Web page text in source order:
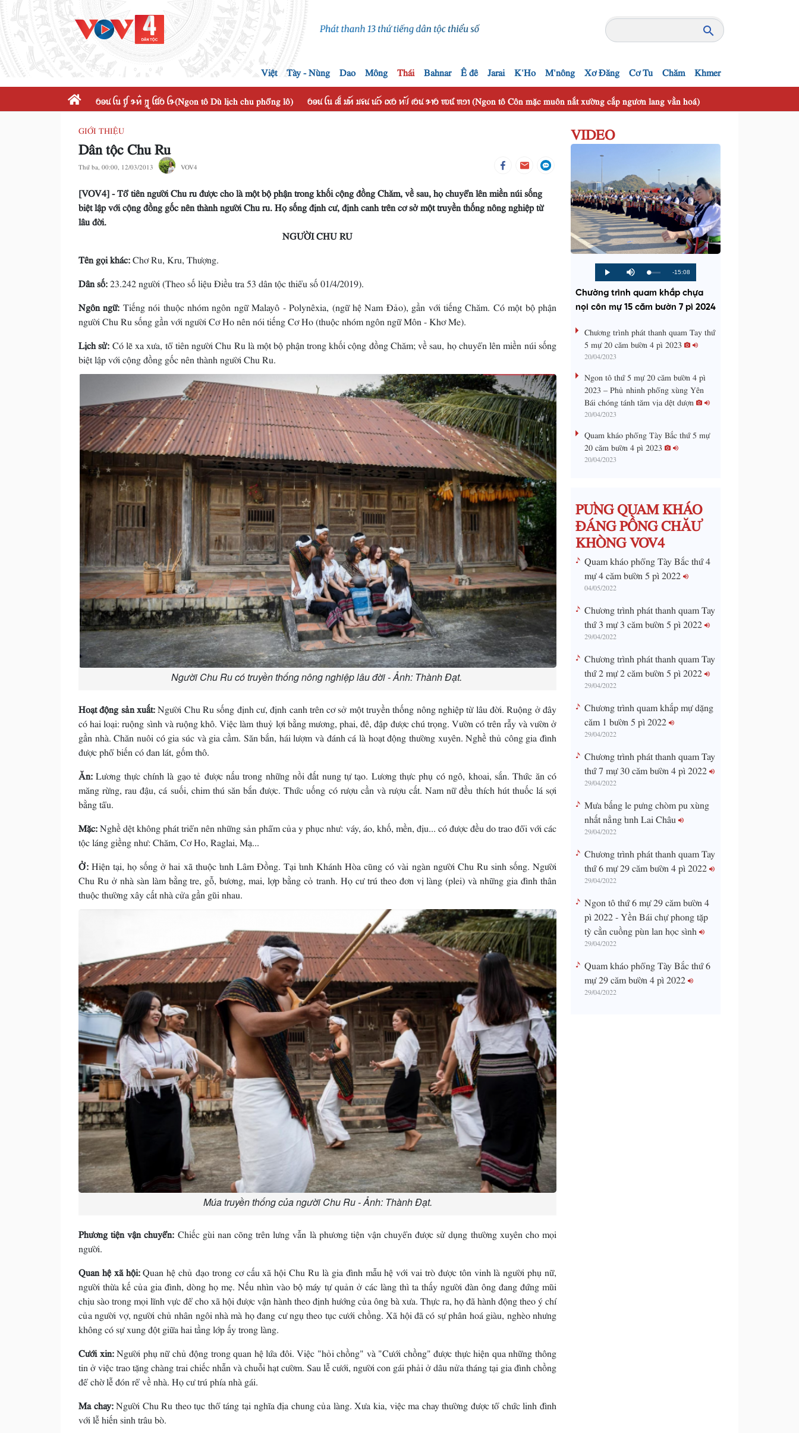
Việt Tày - Nùng Dao Mông Thái Bahnar Ê đê Jarai K'Ho M'nông Xơ Đăng Cơ Tu Chăm Khmer
ꪉꪮꪙ ꪶꪕ ꪤꪴ ꪩꪀꪲ ꪋꪴ ꪶꪠꪉ ꪶꪩ(Ngon tô Dù lịch chu phổng lô) ꪉꪮꪙ ꪶꪕ ꫛ ꪣꪀꪰ ꪣꪺꪙ ꪙꪒꪰ ꪹꪎꪉ ꪀꪚꪰ ꪹꪉꪙ ꪩꪱꪉ ꪪꪽ ꪬꪫꪱ (Ngon tô Côn mặc muôn nắt xường cắp ngươn lang vằn hoá)
GIỚI THIỆU
Dân tộc Chu Ru
Thứ ba, 00:00, 12/03/2013 VOV4
[VOV4] - Tổ tiên người Chu ru được cho là một bộ phận trong khối cộng đồng Chăm, về sau, họ chuyển lên miền núi sống
biệt lập với cộng đồng gốc nên thành người Chu ru. Họ sống định cư, định canh trên cơ sở một truyền thống nông nghiệp từ
lâu đời.
NGƯỜI CHU RU
Tên gọi khác:Chơ Ru, Kru, Thượng.
Dân số:23.242 người (Theo số liệu Điều tra 53 dân tộc thiểu số 01/4/2019).
Ngôn ngữ: Tiếng nói thuộc nhóm ngôn ngữ Malayô - Polynêxia, (ngữ hệ Nam Ðảo), gần với tiếng Chăm. Có một bộ phận
người Chu Ru sống gần với người Cơ Ho nên nói tiếng Cơ Ho (thuộc nhóm ngôn ngữ Môn - Khơ Me).
Lịch sử:Có lẽ xa xưa, tổ tiên người Chu Ru là một bộ phận trong khối cộng đồng Chăm; về sau, họ chuyển lên miền núi sống
biệt lập với cộng đồng gốc nên thành người Chu Ru.
Người Chu Ru có truyền thống nông nghiệp lâu đời - Ảnh: Thành Đạt.
Hoạt động sản xuất:Người Chu Ru sống định cư, định canh trên cơ sở một truyền thống nông nghiệp từ lâu đời. Ruộng ở đây
có hai loại: ruộng sình và ruộng khô. Việc làm thuỷ lợi bằng mương, phai, đê, đập được chú trọng. Vườn có trên rẫy và vườn ở
gần nhà. Chăn nuôi có gia súc và gia cầm. Săn bắn, hái lượm và đánh cá là hoạt động thường xuyên. Nghề thủ công gia đình
được phổ biến có đan lát, gốm thô.
Ăn:Lương thực chính là gạo tẻ được nấu trong những nồi đất nung tự tạo. Lương thực phụ có ngô, khoai, sắn. Thức ăn có
măng rừng, rau đậu, cá suối, chim thú săn bắn được. Thức uống có rượu cần và rượu cất. Nam nữ đều thích hút thuốc lá sợi
bằng tẩu.
Mặc:Nghề dệt không phát triển nên những sản phẩm của y phục như: váy, áo, khố, mền, địu... có được đều do trao đổi với các
tộc láng giềng như: Chăm, Cơ Ho, Raglai, Mạ...
Ở:Hiện tại, họ sống ở hai xã thuộc tỉnh Lâm Ðồng. Tại tỉnh Khánh Hòa cũng có vài ngàn người Chu Ru sinh sống. Người
Chu Ru ở nhà sàn làm bằng tre, gỗ, bương, mai, lợp bằng cỏ tranh. Họ cư trú theo đơn vị làng (plei) và những gia đình thân
thuộc thường xây cất nhà cửa gần gũi nhau.
Múa truyền thống của người Chu Ru - Ảnh: Thành Đạt.
Phương tiện vận chuyển: Chiếc gùi nan cõng trên lưng vẫn là phương tiện vận chuyển được sử dụng thường xuyên cho mọi
người.
Quan hệ xã hội:Quan hệ chủ đạo trong cơ cấu xã hội Chu Ru là gia đình mẫu hệ với vai trò được tôn vinh là người phụ nữ,
người thừa kế của gia đình, dòng họ mẹ. Nếu nhìn vào bộ máy tự quản ở các làng thì ta thấy người đàn ông đang đứng mũi
chịu sào trong mọi lĩnh vực để cho xã hội được vận hành theo định hướng của ông bà xưa. Thực ra, họ đã hành động theo ý chí
của người vợ, người chủ nhân ngôi nhà mà họ đang cư ngụ theo tục cưới chồng. Xã hội đã có sự phân hoá giàu, nghèo nhưng
không có sự xung đột giữa hai tầng lớp ấy trong làng.
Cưới xin:Người phụ nữ chủ động trong quan hệ lứa đôi. Việc "hỏi chồng" và "Cưới chồng" được thực hiện qua những thông
tin ở việc trao tặng chàng trai chiếc nhẫn và chuỗi hạt cườm. Sau lễ cưới, người con gái phải ở dâu nửa tháng tại gia đình chồng
để chờ lễ đón rể về nhà. Họ cư trú phía nhà gái.
Ma chay:Người Chu Ru theo tục thổ táng tại nghĩa địa chung của làng. Xưa kia, việc ma chay thường được tổ chức linh đình
với lễ hiến sinh trâu bò.
VIDEO
P
l
y
M
u
e
L
o
d
d
:
P
r
g
e
s
%
R
e
m
i
T
i
-15:08
Chường trình quam khắp chựa
nọi côn mự 15 căm bườn 7 pì 2024
Chương trình phát thanh quam Tay thứ
5 mự 20 căm bườn 4 pì 2023
20/04/2023
Ngon tô thứ 5 mự 20 căm bườn 4 pì
2023 – Phủ nhinh phổng xùng Yên
Bái chóng tánh tăm vịa dệt dượn
20/04/2023
Quam kháo phổng Tày Bắc thứ 5 mự
20 căm bườn 4 pì 2023
20/04/2023
PƯNG QUAM KHÁO
ĐÁNG PỒNG CHĂƯ
KHÒNG VOV4
Quam kháo phổng Tày Bắc thứ 4
mự 4 căm bườn 5 pì 2022
04/05/2022
Chương trình phát thanh quam Tay
thứ 3 mự 3 căm bườn 5 pì 2022
29/04/2022
Chương trình phát thanh quam Tay
thứ 2 mự 2 căm bườn 5 pì 2022
29/04/2022
Chương trình quam khắp mự dặng
căm 1 bườn 5 pì 2022
29/04/2022
Chương trình phát thanh quam Tay
thứ 7 mự 30 căm bườn 4 pì 2022
29/04/2022
Mưa bấng le pưng chòm pu xùng
nhất nẳng tỉnh Lai Châu
29/04/2022
Chương trình phát thanh quam Tay
thứ 6 mự 29 căm bườn 4 pì 2022
29/04/2022
Ngon tô thứ 6 mự 29 căm bườn 4
pì 2022 - Yền Bái chự phong tặp
tỳ cằn cuồng pùn lan học sình
29/04/2022
Quam kháo phổng Tày Bắc thứ 6
mự 29 căm bườn 4 pì 2022
29/04/2022